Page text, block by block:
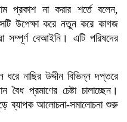
প্রকাশ না করার শর্তে বলেন,
উপেক্ষা করে নতুন করে কাগজ
সম্পূর্ণ বেআইনি। এটি পরিষদের
নাছির উদ্দীন বিভিন্ন দপ্তরে
প্রমাণের চেষ্টা চালাচ্ছেন।
ব্যাপক আলোচনা-সমালোচনা শুরু